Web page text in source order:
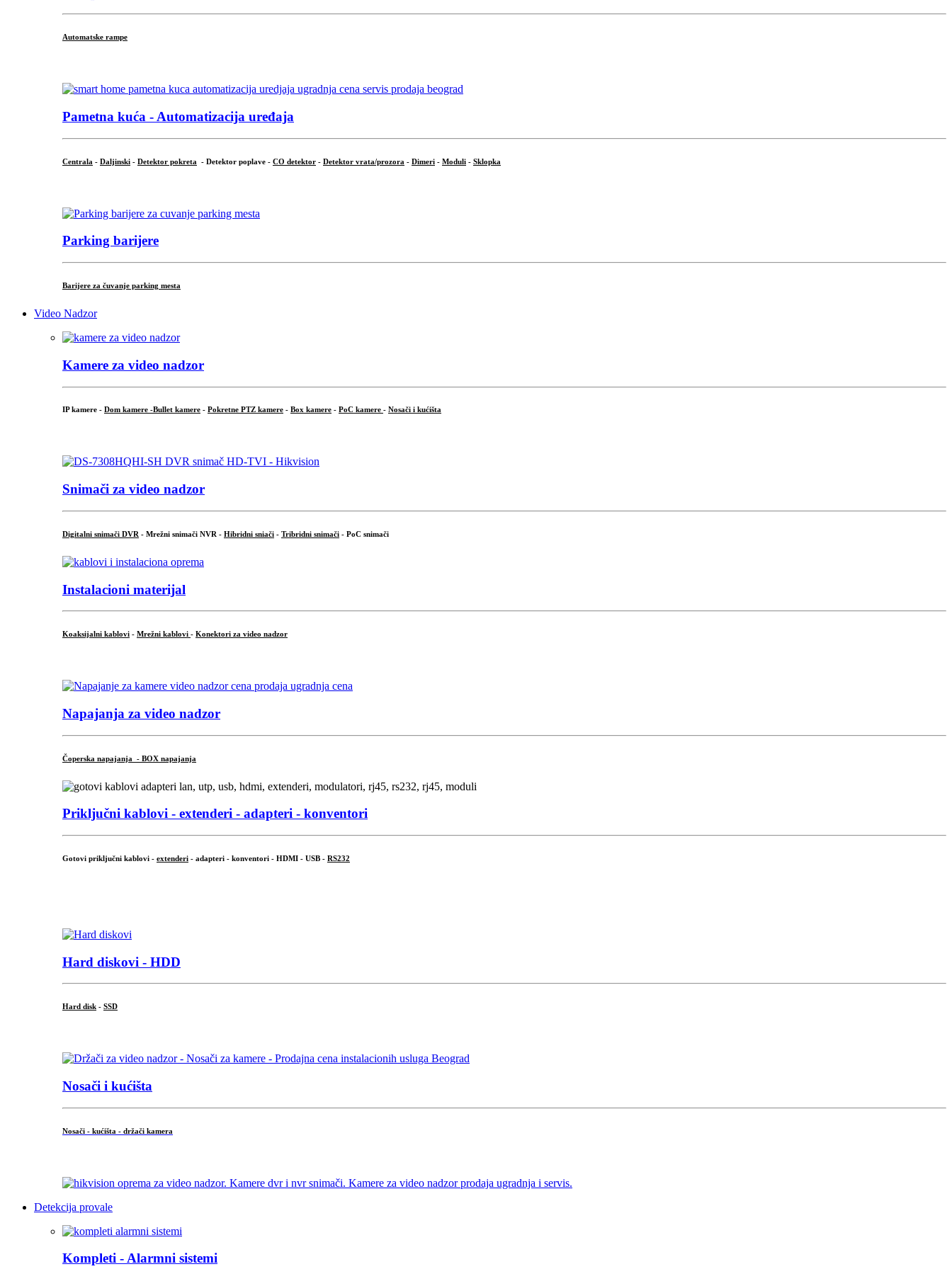
Automatske rampe
Pametna kuća - Automatizacija uređaja
Centrala - Daljinski - Detektor pokreta - Detektor poplave - CO detektor - Detektor vrata/prozora - Dimeri - Moduli - Sklopka
Parking barijere
Barijere za čuvanje parking mesta
Video Nadzor
Kamere za video nadzor
IP kamere - Dom kamere -Bullet kamere - Pokretne PTZ kamere - Box kamere - PoC kamere - Nosači i kućišta
Snimači za video nadzor
Digitalni snimači DVR - Mrežni snimači NVR - Hibridni sniači - Tribridni snimači - PoC snimači
Instalacioni materijal
Koaksijalni kablovi - Mrežni kablovi - Konektori za video nadzor
Napajanja za video nadzor
Čoperska napajanja - BOX napajanja
Priključni kablovi - extenderi - adapteri - konventori
Gotovi priključni kablovi - extenderi - adapteri - konventori - HDMI - USB - RS232
Hard diskovi - HDD
Hard disk - SSD
Nosači i kućišta
Nosači - kućišta - držači kamera
Detekcija provale
Kompleti - Alarmni sistemi